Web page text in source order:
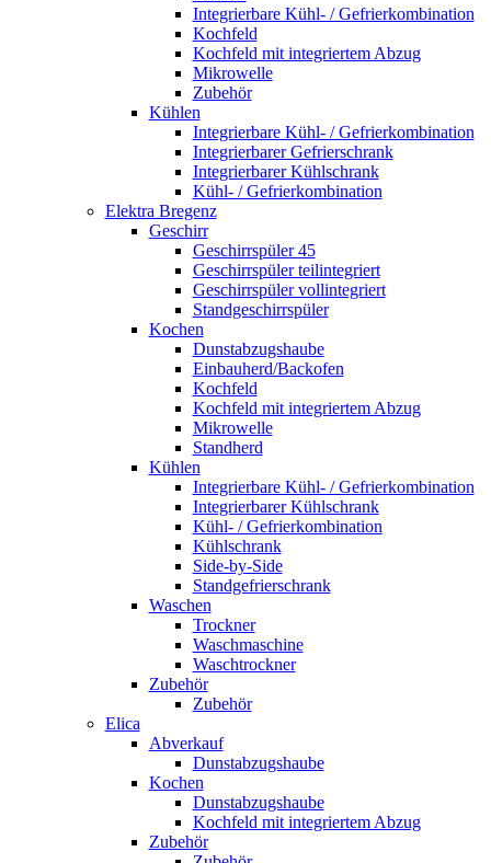
Integrierbare Kühl- / Gefrierkombination
Kochfeld
Kochfeld mit integriertem Abzug
Mikrowelle
Zubehör
Kühlen
Integrierbare Kühl- / Gefrierkombination
Integrierbarer Gefrierschrank
Integrierbarer Kühlschrank
Kühl- / Gefrierkombination
Elektra Bregenz
Geschirr
Geschirrspüler 45
Geschirrspüler teilintegriert
Geschirrspüler vollintegriert
Standgeschirrspüler
Kochen
Dunstabzugshaube
Einbauherd/Backofen
Kochfeld
Kochfeld mit integriertem Abzug
Mikrowelle
Standherd
Kühlen
Integrierbare Kühl- / Gefrierkombination
Integrierbarer Kühlschrank
Kühl- / Gefrierkombination
Kühlschrank
Side-by-Side
Standgefrierschrank
Waschen
Trockner
Waschmaschine
Waschtrockner
Zubehör
Zubehör
Elica
Abverkauf
Dunstabzugshaube
Kochen
Dunstabzugshaube
Kochfeld mit integriertem Abzug
Zubehör